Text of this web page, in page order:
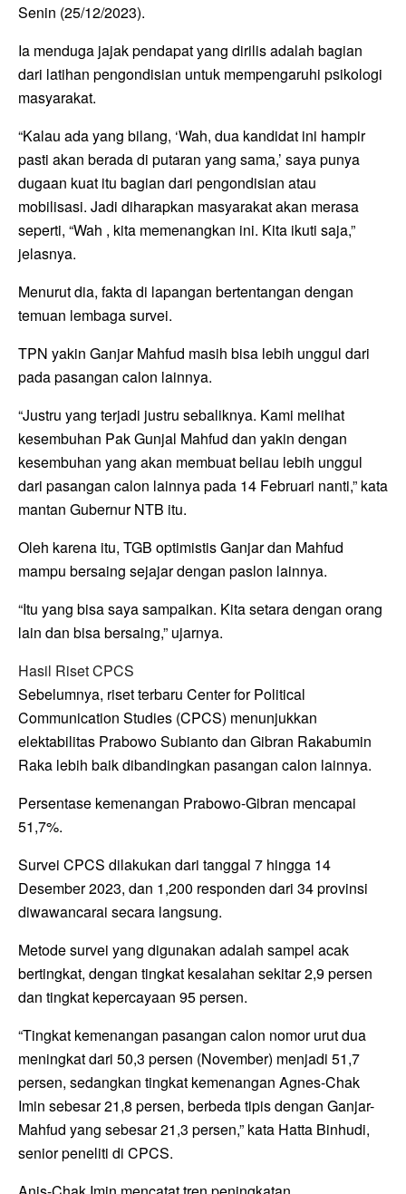
Senin (25/12/2023).
Ia menduga jajak pendapat yang dirilis adalah bagian
dari latihan pengondisian untuk mempengaruhi psikologi
masyarakat.
“Kalau ada yang bilang, ‘Wah, dua kandidat ini hampir
pasti akan berada di putaran yang sama,’ saya punya
dugaan kuat itu bagian dari pengondisian atau
mobilisasi. Jadi diharapkan masyarakat akan merasa
seperti, “Wah , kita memenangkan ini. Kita ikuti saja,”
jelasnya.
Menurut dia, fakta di lapangan bertentangan dengan
temuan lembaga survei.
TPN yakin Ganjar Mahfud masih bisa lebih unggul dari
pada pasangan calon lainnya.
“Justru yang terjadi justru sebaliknya. Kami melihat
kesembuhan Pak Gunjal Mahfud dan yakin dengan
kesembuhan yang akan membuat beliau lebih unggul
dari pasangan calon lainnya pada 14 Februari nanti,” kata
mantan Gubernur NTB itu.
Oleh karena itu, TGB optimistis Ganjar dan Mahfud
mampu bersaing sejajar dengan paslon lainnya.
“Itu yang bisa saya sampaikan. Kita setara dengan orang
lain dan bisa bersaing,” ujarnya.
Hasil Riset CPCS
Sebelumnya, riset terbaru Center for Political
Communication Studies (CPCS) menunjukkan
elektabilitas Prabowo Subianto dan Gibran Rakabumin
Raka lebih baik dibandingkan pasangan calon lainnya.
Persentase kemenangan Prabowo-Gibran mencapai
51,7%.
Survei CPCS dilakukan dari tanggal 7 hingga 14
Desember 2023, dan 1,200 responden dari 34 provinsi
diwawancarai secara langsung.
Metode survei yang digunakan adalah sampel acak
bertingkat, dengan tingkat kesalahan sekitar 2,9 persen
dan tingkat kepercayaan 95 persen.
“Tingkat kemenangan pasangan calon nomor urut dua
meningkat dari 50,3 persen (November) menjadi 51,7
persen, sedangkan tingkat kemenangan Agnes-Chak
Imin sebesar 21,8 persen, berbeda tipis dengan Ganjar-
Mahfud yang sebesar 21,3 persen,” kata Hatta Binhudi,
senior peneliti di CPCS.